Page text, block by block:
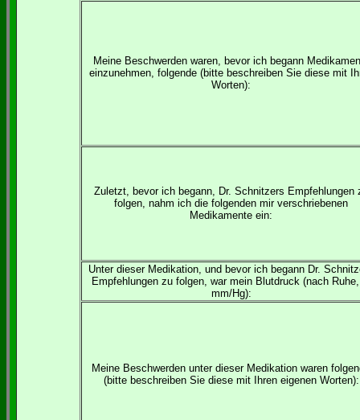
Meine Beschwerden waren, bevor ich begann
einzunehmen, folgende (bitte beschreiben Sie diese mit
Worten):
Zuletzt, bevor ich begann, Dr. Schnitzers Empfehlungen
folgen, nahm ich die folgenden mir verschriebenen
Medikamente ein:
Unter dieser Medikation, und bevor ich begann Dr.
Empfehlungen zu folgen, war mein Blutdruck (nach
mm/Hg):
Meine Beschwerden unter dieser Medikation waren
(bitte beschreiben Sie diese mit Ihren eigenen Worten):